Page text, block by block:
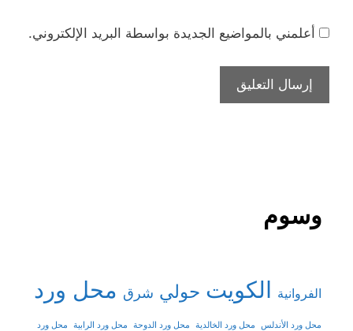
أعلمني بالمواضيع الجديدة بواسطة البريد الإلكتروني.
وسوم
الفروانية الكويت حولي شرق محل ورد
محل ورد الأندلس محل ورد الخالدية محل ورد الدوحة محل ورد الرابية محل ورد